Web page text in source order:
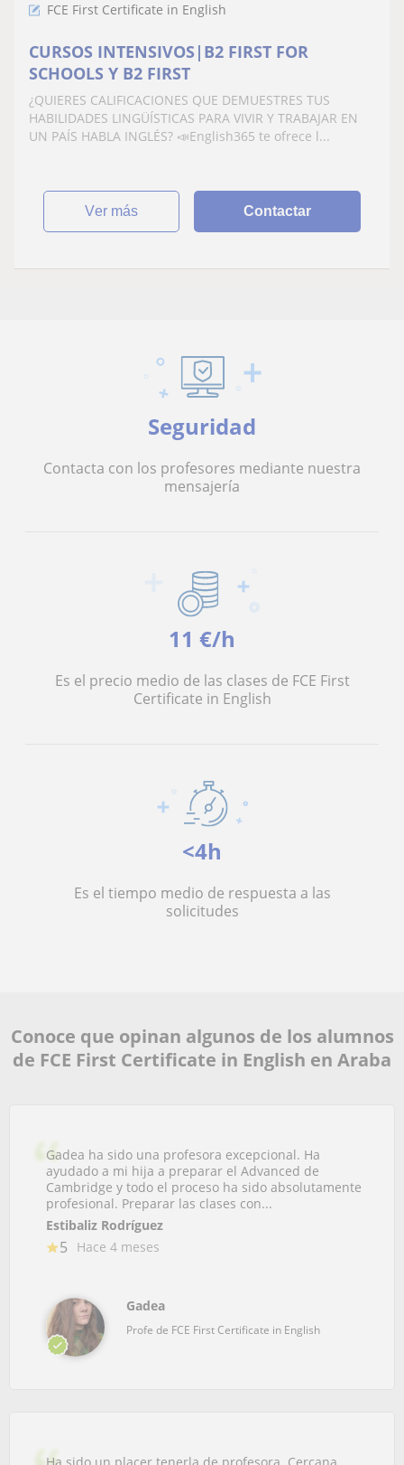
FCE First Certificate in English
CURSOS INTENSIVOS|B2 FIRST FOR
SCHOOLS Y B2 FIRST
¿QUIERES CALIFICACIONES QUE DEMUESTRES TUS
HABILIDADES LINGÜÍSTICAS PARA VIVIR Y TRABAJAR EN
UN PAÍS HABLA INGLÉS? 📣English365 te ofrece l...
ver más Contactar
Seguridad
Contacta con los profesores mediante nuestra
mensajería
11 €/h
Es el precio medio de las clases de FCE First
Certificate in English
<4h
Es el tiempo medio de respuesta a las
solicitudes
Conoce que opinan algunos de los alumnos
de FCE First Certificate in English en Araba
Gadea ha sido una profesora excepcional. Ha
ayudado a mi hija a preparar el Advanced de
Cambridge y todo el proceso ha sido absolutamente
profesional. Preparar las clases con...
Estibaliz Rodríguez
5 Hace 4 meses
Gadea
Profe de FCE First Certificate in English